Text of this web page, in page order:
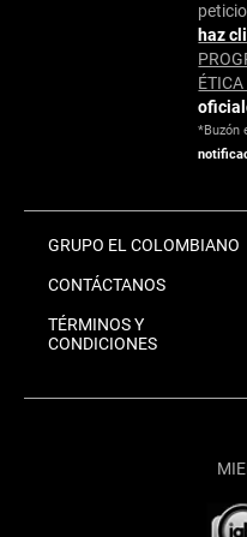
haz
*Buzón
GRUPO EL COLOMBIANO
CONTÁCTANOS
TÉRMINOS Y
CONDICIONES